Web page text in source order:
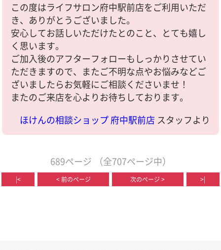
この度はライフサロン府中駅前店をご利用いただ
き、ありがとうございました。
安心してお話しいただけたとのこと、とても嬉し
く思います。
ご加入後のアフターフォローもしっかりさせてい
ただきますので、またご不明な点やお悩みなどご
ざいましたらお気軽にご相談くださいませ！
またのご来店を心よりお待ちしております。
ほけんの相談ショップ 府中駅前店 スタッフより
689ページ （全707ページ中）
|< < 前のページ 次のページ > >|